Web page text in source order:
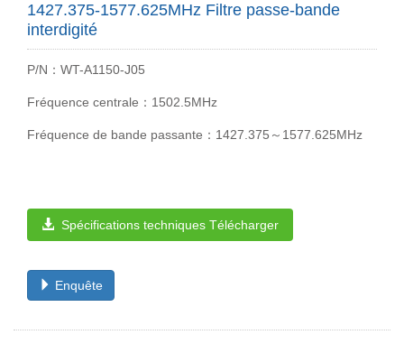
1427.375-1577.625MHz Filtre passe-bande
interdigité
P/N：WT-A1150-J05
Fréquence centrale：1502.5MHz
Fréquence de bande passante：1427.375～1577.625MHz
Spécifications techniques Télécharger
Enquête